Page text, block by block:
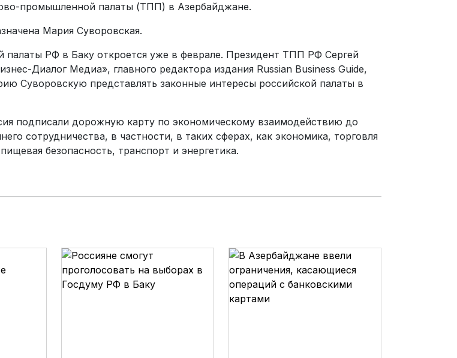
промышленной палаты (ТПП) в Азербайджане.
Мария Суворовская.
РФ в Баку откроется уже в феврале. Президент ТПП РФ Сергей
Диалог Медиа», главного редактора издания Russian Business Guide,
Суворовскую представлять законные интересы российской палаты в
подписали дорожную карту по экономическому взаимодействию до
сотрудничества, в частности, в таких сферах, как экономика, торговля
безопасность, транспорт и энергетика.